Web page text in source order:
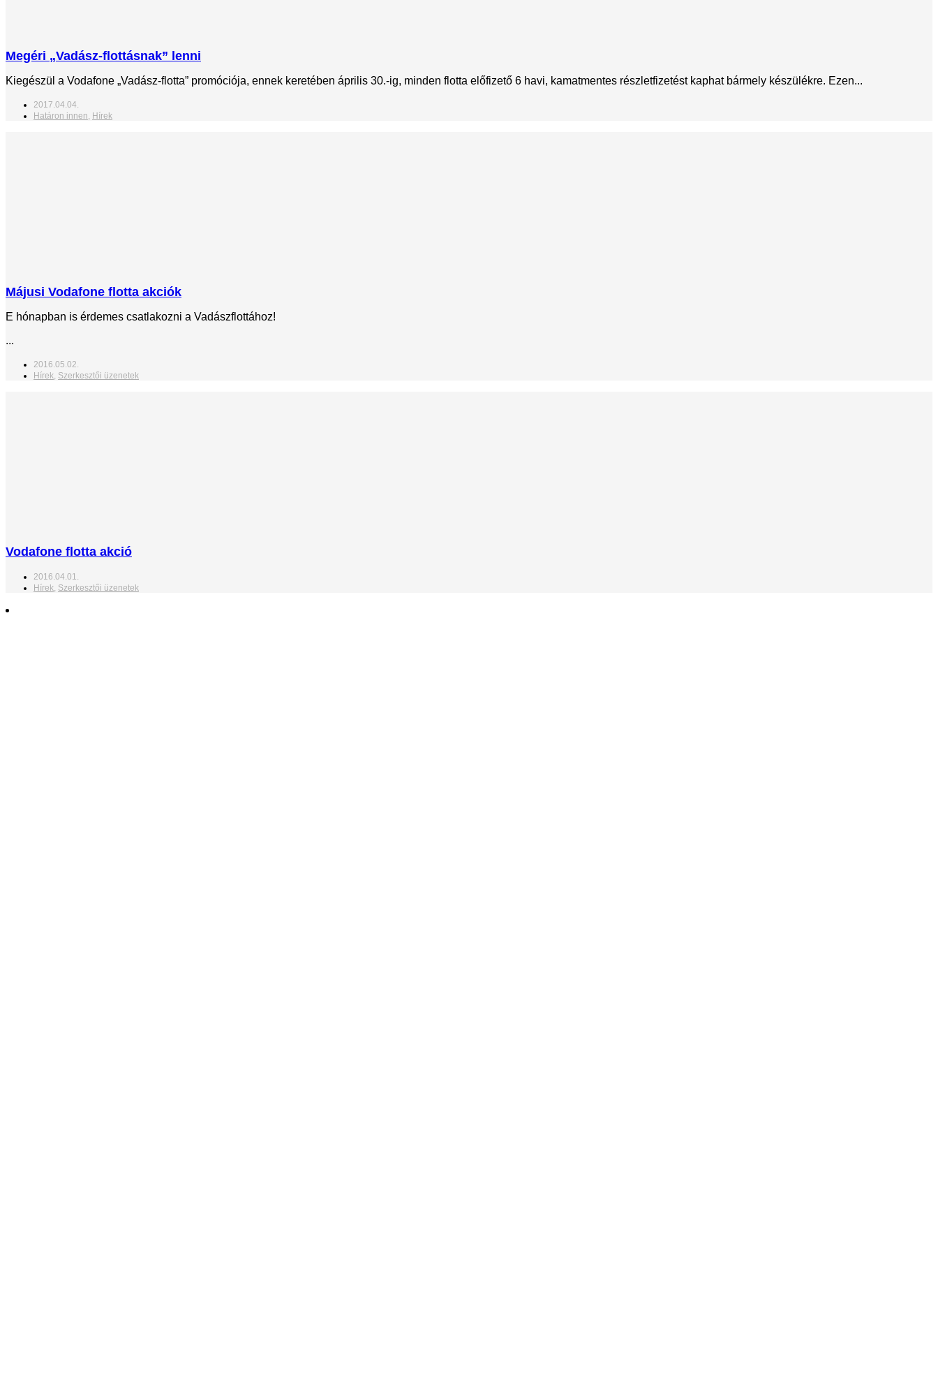
Megéri „Vadász-flottásnak” lenni
Kiegészül a Vodafone „Vadász-flotta” promóciója, ennek keretében április 30.-ig, minden flotta előfizető 6 havi, kamatmentes részletfizetést kaphat bármely készülékre. Ezen...
2017.04.04.
Határon innen Hírek
Májusi Vodafone flotta akciók
E hónapban is érdemes csatlakozni a Vadászflottához!
...
2016.05.02.
Hírek Szerkesztői üzenetek
Vodafone flotta akció
2016.04.01.
Hírek Szerkesztői üzenetek